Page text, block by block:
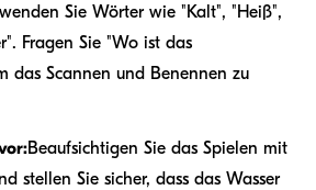
Sie Wörter wie "Kalt", "Heiß",
Fragen Sie "Wo ist das
das Scannen und Benennen zu
Beaufsichtigen Sie das Spielen mit
stellen Sie sicher, dass das Wasser